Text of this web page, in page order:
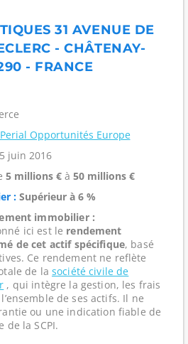
31 AVENUE DE
- CHÂTENAY-
- FRANCE
Perial Opportunités Europe
juin 2016
5 millions €à 50 millions €
: Supérieur à 6 %
immobilier :
ici est le rendement
de cet actif spécifique, basé
Ce rendement ne reflète
de la société civile de
, qui intègre la gestion, les frais
de ses actifs. Il ne
ou une indication fiable de
la SCPI.